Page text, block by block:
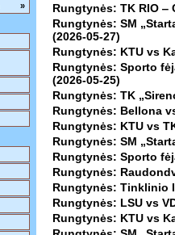
»
Rungtynės: TK RIO ‒
Rungtynės: SM
(2026-05-27)
Rungtynės: KTU vs
Rungtynės: Sporto
(2026-05-25)
Rungtynės: TK
Rungtynės: Bellona
Rungtynės: KTU vs
Rungtynės: SM
Rungtynės: Sporto
Rungtynės:
Rungtynės: Tinklinio
Rungtynės: LSU vs
Rungtynės: KTU vs